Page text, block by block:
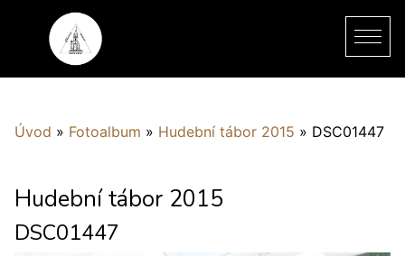
Úvod » Fotoalbum » Hudební tábor 2015 » DSC01447
Hudební tábor 2015
DSC01447